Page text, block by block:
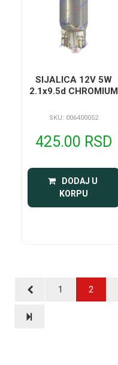
SIJALICA 12V 5W
2.1x9.5d CHROMIUM
SKU: 006400052
425.00 RSD
DODAJ U
KORPU
1 2